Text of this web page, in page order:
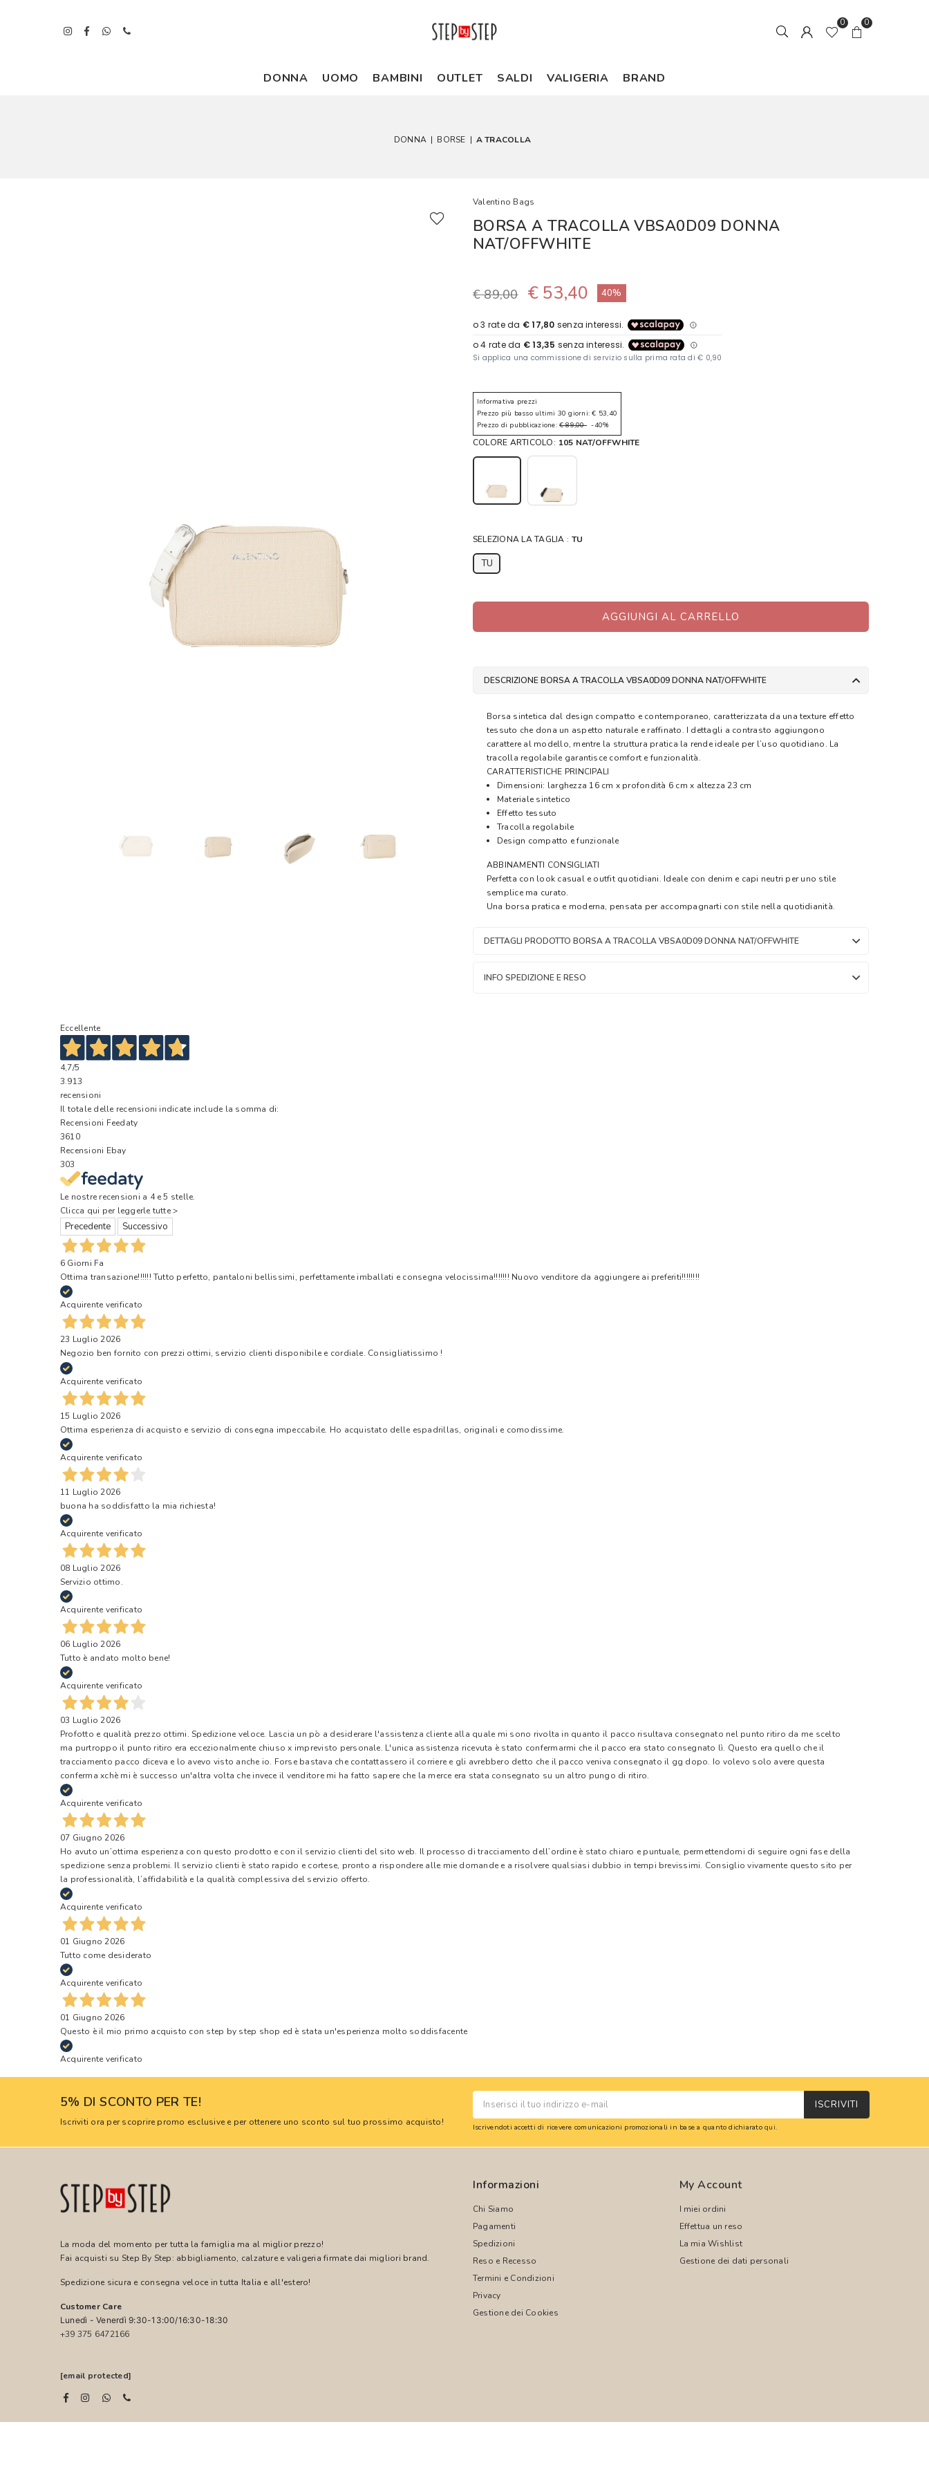
0 0
DONNA UOMO BAMBINI OUTLET SALDI VALIGERIA BRAND
DONNA | BORSE | A TRACOLLA
Valentino Bags
BORSA A TRACOLLA VBSA0D09 DONNA
NAT/OFFWHITE
€ 89,00 € 53,40 40%
Informativa prezzi
Prezzo più basso ultimi 30 giorni: € 53,40
Prezzo di pubblicazione: € 89,00-40%
COLORE ARTICOLO: 105 NAT/OFFWHITE
SELEZIONA LA TAGLIA : TU
TU
AGGIUNGI AL CARRELLO
DESCRIZIONE BORSA A TRACOLLA VBSA0D09 DONNA NAT/OFFWHITE
Borsa sintetica dal design compatto e contemporaneo, caratterizzata da una texture effetto
tessuto che dona un aspetto naturale e raffinato. I dettagli a contrasto aggiungono
carattere al modello, mentre la struttura pratica la rende ideale per l’uso quotidiano. La
tracolla regolabile garantisce comfort e funzionalità.
CARATTERISTICHE PRINCIPALI
Dimensioni: larghezza 16 cm x profondità 6 cm x altezza 23 cm
Materiale sintetico
Effetto tessuto
Tracolla regolabile
Design compatto e funzionale
ABBINAMENTI CONSIGLIATI
Perfetta con look casual e outfit quotidiani. Ideale con denim e capi neutri per uno stile
semplice ma curato.
Una borsa pratica e moderna, pensata per accompagnarti con stile nella quotidianità.
DETTAGLI PRODOTTO BORSA A TRACOLLA VBSA0D09 DONNA NAT/OFFWHITE
INFO SPEDIZIONE E RESO
Eccellente
4,7/5
3.913
recensioni
Il totale delle recensioni indicate include la somma di:
Recensioni Feedaty
3610
Recensioni Ebay
303
Le nostre recensioni a 4 e 5 stelle.
Clicca qui per leggerle tutte >
Precedente Successivo
6 Giorni Fa
Ottima transazione!!!!!! Tutto perfetto, pantaloni bellissimi, perfettamente imballati e consegna velocissima!!!!!!! Nuovo venditore da aggiungere ai preferiti!!!!!!!!
Acquirente verificato
23 Luglio 2026
Negozio ben fornito con prezzi ottimi, servizio clienti disponibile e cordiale. Consigliatissimo !
Acquirente verificato
15 Luglio 2026
Ottima esperienza di acquisto e servizio di consegna impeccabile. Ho acquistato delle espadrillas, originali e comodissime.
Acquirente verificato
11 Luglio 2026
buona ha soddisfatto la mia richiesta!
Acquirente verificato
08 Luglio 2026
Servizio ottimo.
Acquirente verificato
06 Luglio 2026
Tutto è andato molto bene!
Acquirente verificato
03 Luglio 2026
Profotto e qualità prezzo ottimi. Spedizione veloce. Lascia un pò a desiderare l'assistenza cliente alla quale mi sono rivolta in quanto il pacco risultava consegnato nel punto ritiro da me scelto
ma purtroppo il punto ritiro era eccezionalmente chiuso x imprevisto personale. L'unica assistenza ricevuta è stato confermarmi che il pacco era stato consegnato lì. Questo era quello che il
tracciamento pacco diceva e lo avevo visto anche io. Forse bastava che contattassero il corriere e gli avrebbero detto che il pacco veniva consegnato il gg dopo. Io volevo solo avere questa
conferma xchè mi è successo un'altra volta che invece il venditore mi ha fatto sapere che la merce era stata consegnato su un altro pungo di ritiro.
Acquirente verificato
07 Giugno 2026
Ho avuto un’ottima esperienza con questo prodotto e con il servizio clienti del sito web. Il processo di tracciamento dell’ordine è stato chiaro e puntuale, permettendomi di seguire ogni fase della
spedizione senza problemi. Il servizio clienti è stato rapido e cortese, pronto a rispondere alle mie domande e a risolvere qualsiasi dubbio in tempi brevissimi. Consiglio vivamente questo sito per
la professionalità, l’affidabilità e la qualità complessiva del servizio offerto.
Acquirente verificato
01 Giugno 2026
Tutto come desiderato
Acquirente verificato
01 Giugno 2026
Questo è il mio primo acquisto con step by step shop ed è stata un'esperienza molto soddisfacente
Acquirente verificato
5% DI SCONTO PER TE!
Iscriviti ora per scoprire promo esclusive e per ottenere uno sconto sul tuo prossimo acquisto!
ISCRIVITI
Iscrivendoti accetti di ricevere comunicazioni promozionali in base a quanto dichiaratoqui.
La moda del momento per tutta la famiglia ma al miglior prezzo!
Fai acquisti su Step By Step: abbigliamento, calzature e valigeria firmate dai migliori brand.
Spedizione sicura e consegna veloce in tutta Italia e all'estero!
Customer Care
Lunedì - Venerdì 9:30-13:00/16:30-18:30
+39 375 6472166
[email protected]
Informazioni
Chi Siamo
Pagamenti
Spedizioni
Reso e Recesso
Termini e Condizioni
Privacy
Gestione dei Cookies
My Account
I miei ordini
Effettua un reso
La mia Wishlist
Gestione dei dati personali